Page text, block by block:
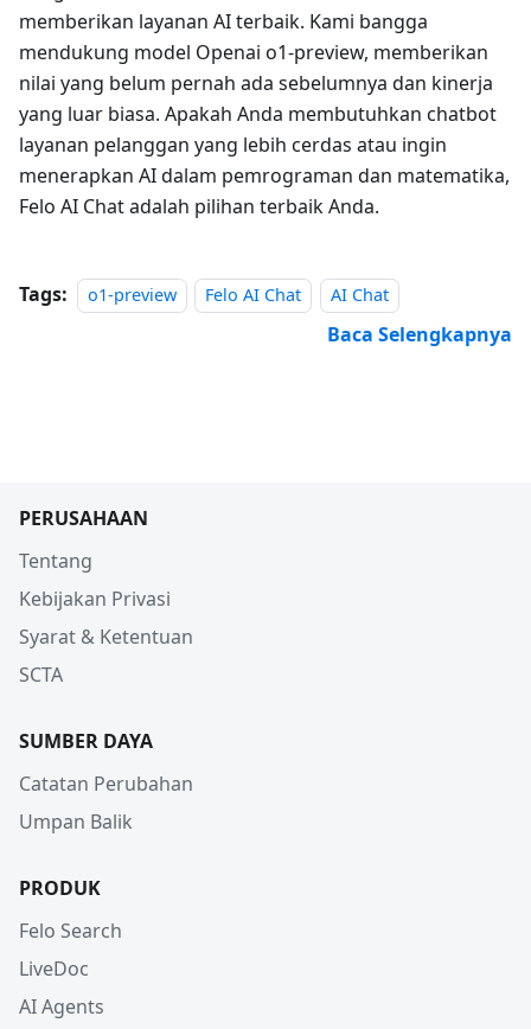
memberikan layanan AI terbaik. Kami bangga
mendukung model Openai o1-preview, memberikan
nilai yang belum pernah ada sebelumnya dan kinerja
yang luar biasa. Apakah Anda membutuhkan chatbot
layanan pelanggan yang lebih cerdas atau ingin
menerapkan AI dalam pemrograman dan matematika,
Felo AI Chat adalah pilihan terbaik Anda.
Tags: o1-preview Felo AI Chat AI Chat
Baca Selengkapnya
PERUSAHAAN
Tentang
Kebijakan Privasi
Syarat & Ketentuan
SCTA
SUMBER DAYA
Catatan Perubahan
Umpan Balik
PRODUK
Felo Search
LiveDoc
AI Agents